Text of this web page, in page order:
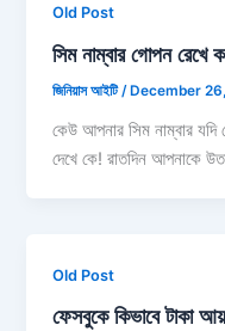
Old Post
সিম নাম্বার গোপন রেখে
জিনিয়াস আইটি /December
কেউ আপনার সিম নাম্বার
দেখে কে! রাতদিন
Old Post
ফেসবুকে কিভাবে টাকা